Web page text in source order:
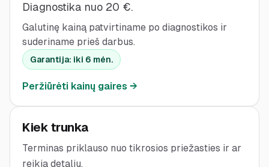
Diagnostika nuo 20 €.
Galutinę kainą patvirtiname po diagnostikos ir
suderiname prieš darbus.
Garantija: iki 6 mėn.
Peržiūrėti kainų gaires →
Kiek trunka
Terminas priklauso nuo tikrosios priežasties ir ar
reikia detalių.